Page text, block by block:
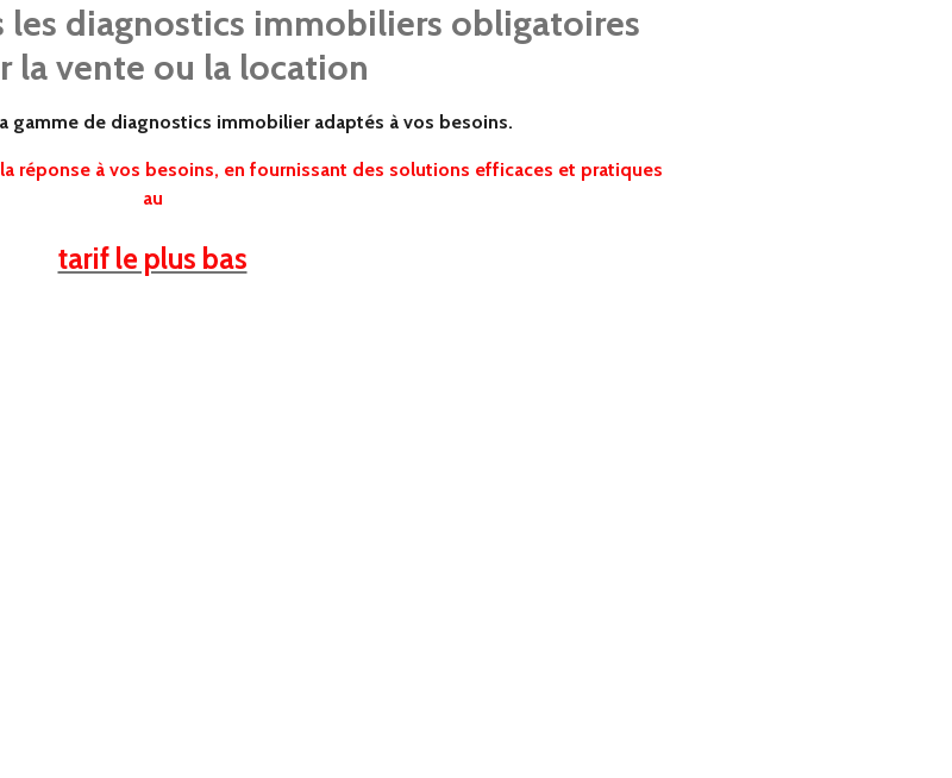
diagnostics immobiliers obligatoires
la vente ou la location
gamme de diagnostics immobilier adaptés à vos besoins.
réponse à vos besoins, en fournissant des solutions efficaces et pratiques
au
tarif le plus bas